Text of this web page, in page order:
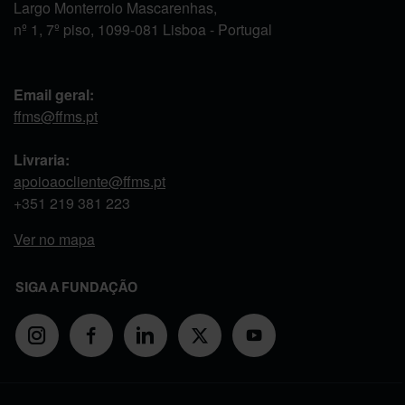
Largo Monterroio Mascarenhas,
nº 1, 7º piso, 1099-081 Lisboa - Portugal
Email geral:
ffms@ffms.pt
Livraria:
apoioaocliente@ffms.pt
+351 219 381 223
Ver no mapa
SIGA A FUNDAÇÃO